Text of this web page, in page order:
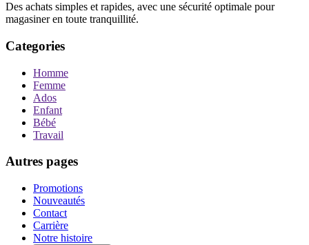
Des achats simples et rapides, avec une sécurité optimale pour
magasiner en toute tranquillité.
Categories
Homme
Femme
Ados
Enfant
Bébé
Travail
Autres pages
Promotions
Nouveautés
Contact
Carrière
Notre histoire